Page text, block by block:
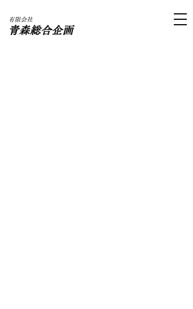
​有限会社
​青森総合企画